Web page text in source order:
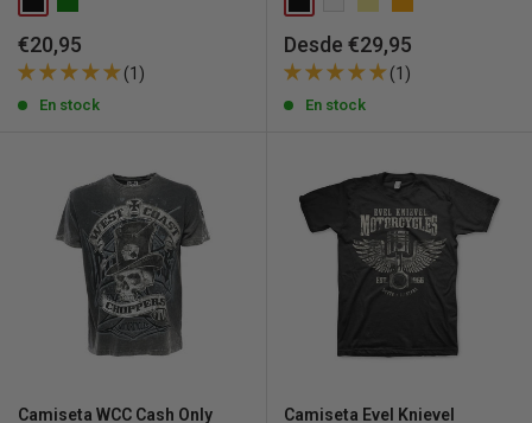
Precio
de
venta
€20,95
(1)
En stock
Precio
de
venta
Desde €29,95
(1)
En stock
Camiseta WCC Cash Only
Camiseta Evel Knievel